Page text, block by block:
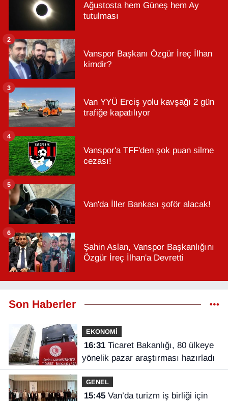
Ağustosta hem Güneş hem Ay
tutulması
Vanspor Başkanı Özgür İreç İlhan
kimdir?
2
Van YYÜ Erciş yolu kavşağı 2 gün
trafiğe kapatılıyor
3
Vanspor'a TFF'den şok puan silme
cezası!
4
Van'da İller Bankası şoför alacak!
5
Şahin Aslan, Vanspor Başkanlığını
Özgür İreç İlhan'a Devretti
6
Son Haberler
EKONOMİ
16:31Ticaret Bakanlığı, 80 ülkeye
yönelik pazar araştırması hazırladı
GENEL
15:45Van’da turizm iş birliği için